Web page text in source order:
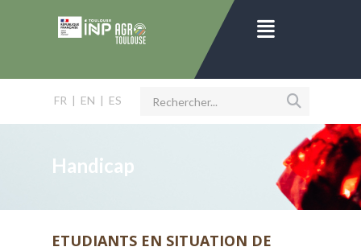
FR | EN | ES
Handicap
ETUDIANTS EN SITUATION DE